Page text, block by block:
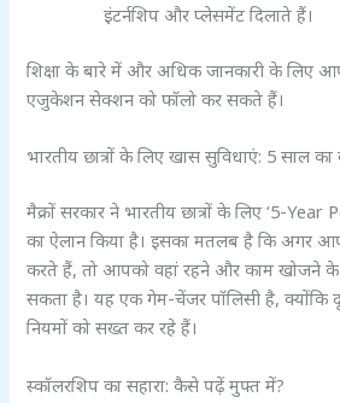
इंटर्नशिप और प्लेसमेंट दिलाते हैं।
शिक्षा के बारे में और अधिक जानकारी के लिए
एजुकेशन सेक्शन को फॉलो कर सकते हैं।
भारतीय छात्रों के लिए खास सुविधाएं: 5 साल का
मैक्रों सरकार ने भारतीय छात्रों के लिए ‘5-
का ऐलान किया है। इसका मतलब है कि अगर आप
करते हैं, तो आपको वहां रहने और काम खोजने
सकता है। यह एक गेम-चेंजर पॉलिसी है,
नियमों को सख्त कर रहे हैं।
स्कॉलरशिप का सहारा: कैसे पढ़ें मुफ्त में?